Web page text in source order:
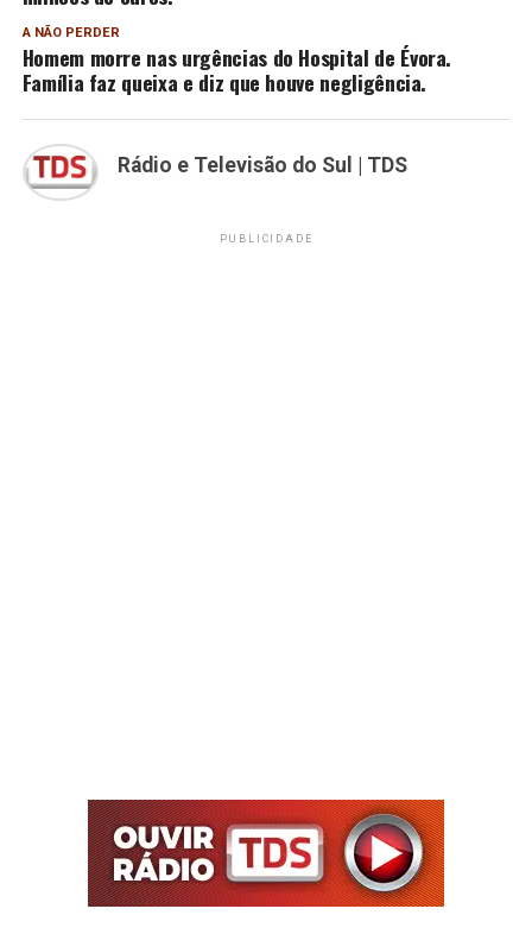
A NÃO PERDER
Homem morre nas urgências do Hospital de Évora.
Família faz queixa e diz que houve negligência.
Rádio e Televisão do Sul | TDS
PUBLICIDADE